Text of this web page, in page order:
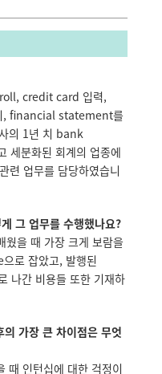
credit card 입력,
, financial statement를
의 1년 치 bank
분화된 회계의 업종에
업무를 담당하였습니
그 업무를 수행했나요?
을 때 가장 크게 보람을
로 잡았고, 발행된
나간 비용들 또한 기재하
가장 큰 차이점은 무엇
때 인턴십에 대한 걱정이